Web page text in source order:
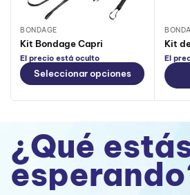
BONDAGE
Kit Bondage Capri
El precio está oculto
Seleccionar opciones
El
¿Qué